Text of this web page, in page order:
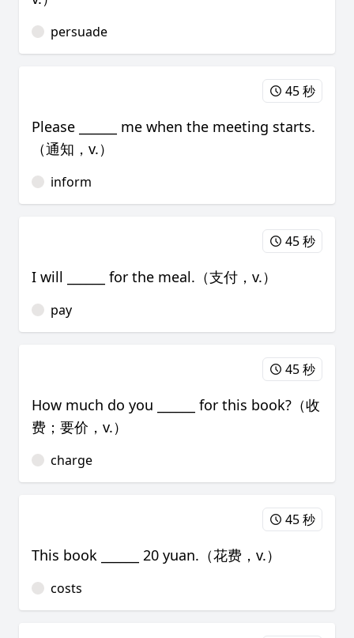
persuade
45 秒
Please ______ me when the meeting starts.
（通知，v.）
inform
45 秒
I will ______ for the meal.（支付，v.）
pay
45 秒
How much do you ______ for this book?（收
费；要价，v.）
charge
45 秒
This book ______ 20 yuan.（花费，v.）
costs